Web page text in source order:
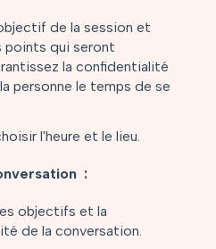
de la session et
points qui seront
la confidentialité
personne le temps de se
l'heure et le lieu.
:
objectifs et la
de la conversation.